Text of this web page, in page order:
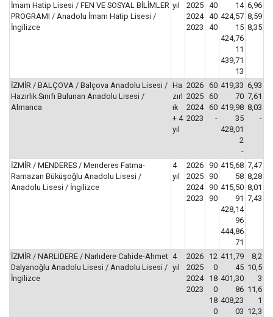
İmam Hatip Lisesi / FEN VE SOSYAL BİLİMLER
PROGRAMI / Anadolu İmam Hatip Lisesi /
İngilizce
yıl
2025
2024
2023
40
40
40
14
424,57
15
424,76
11
439,71
13
6,96
8,59
8,35
İZMİR / BALÇOVA / Balçova Anadolu Lisesi /
Hazırlık Sınıfı Bulunan Anadolu Lisesi /
Almanca
Ha
zırl
ık
+ 4
yıl
2026
2025
2024
2023
60
60
60
-
419,33
70
419,98
35
428,01
2
-
6,93
7,61
8,03
-
İZMİR / MENDERES / Menderes Fatma-
Ramazan Büküşoğlu Anadolu Lisesi /
Anadolu Lisesi / İngilizce
4
yıl
2026
2025
2024
2023
90
90
90
90
415,68
58
415,50
91
428,14
96
444,86
71
7,47
8,28
8,01
7,43
İZMİR / NARLIDERE / Narlıdere Cahide-Ahmet
Dalyanoğlu Anadolu Lisesi / Anadolu Lisesi /
İngilizce
4
yıl
2026
2025
2024
2023
12
0
18
0
18
0
411,79
45
401,30
86
408,23
03
8,2
10,5
3
11,6
1
12,3